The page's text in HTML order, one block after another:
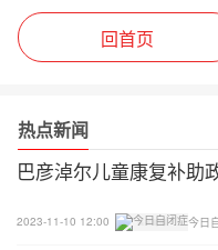
回首页
热点新闻
巴彦淖尔儿童康复补助
2023-11-10 12:00 今日